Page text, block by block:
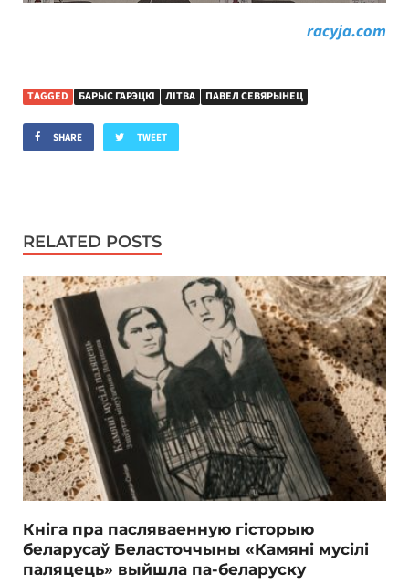
racyja.com
TAGGED БАРЫС ГАРЭЦКІ ЛІТВА ПАВЕЛ СЕВЯРЫНЕЦ
SHARE TWEET
RELATED POSTS
Кніга пра пасляваенную гісторыю
беларусаў Беласточчыны «Камяні мусілі
паляцець» выйшла па-беларуску